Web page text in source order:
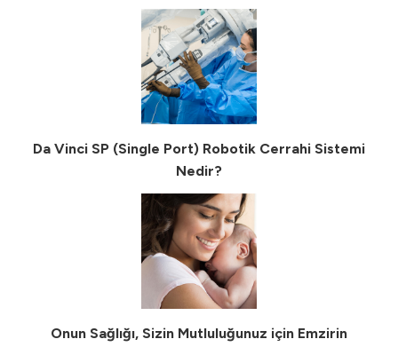
Da Vinci SP (Single Port) Robotik Cerrahi Sistemi
Nedir?
Onun Sağlığı, Sizin Mutluluğunuz için Emzirin